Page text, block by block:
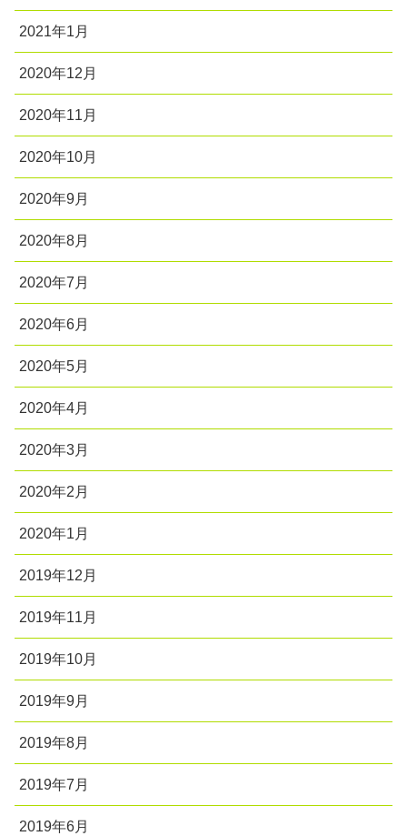
2021年1月
2020年12月
2020年11月
2020年10月
2020年9月
2020年8月
2020年7月
2020年6月
2020年5月
2020年4月
2020年3月
2020年2月
2020年1月
2019年12月
2019年11月
2019年10月
2019年9月
2019年8月
2019年7月
2019年6月